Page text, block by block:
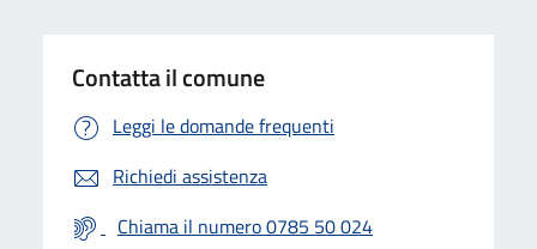
Contatta il comune
Leggi le domande frequenti
Richiedi assistenza
Chiama il numero 0785 50 024